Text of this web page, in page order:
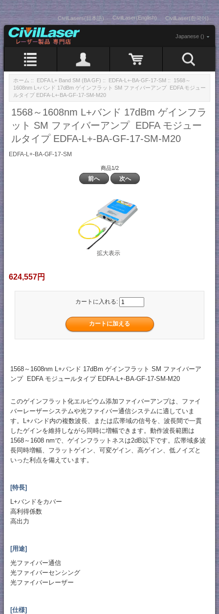
CivilLasers(日本語) CivilLaser(English) CivilLaser(한국어)
Japanese ()
ホーム :: EDFA L+ Band SM (BA GF) :: EDFA-L+-BA-GF-17-SM :: 1568～
1608nm L+バンド 17dBm ゲインフラット SM ファイバーアンプ EDFA モジュー
ルタイプ EDFA-L+-BA-GF-17-SM-M20
1568～1608nm L+バンド 17dBm ゲインフラ
ット SM ファイバーアンプ EDFA モジュー
ルタイプ EDFA-L+-BA-GF-17-SM-M20
EDFA-L+-BA-GF-17-SM
商品1/2
前へ 次へ
拡大表示
624,557円
カートに入れる:
1568～1608nm L+バンド 17dBm ゲインフラット SM ファイバーア
ンプ EDFA モジュールタイプ EDFA-L+-BA-GF-17-SM-M20
このゲインフラット化エルビウム添加ファイバーアンプは、ファイ
バーレーザーシステムや光ファイバー通信システムに適していま
す。L+バンド内の複数波長、または広帯域の信号を、波長間で一貫
したゲインを維持しながら同時に増幅できます。動作波長範囲は
1568～1608 nmで、ゲインフラットネスは2dB以下です。広帯域多波
長同時増幅、フラットゲイン、可変ゲイン、高ゲイン、低ノイズと
いった利点を備えています。
[特長]
L+バンドをカバー
高利得係数
高出力
[用途]
光ファイバー通信
光ファイバーセンシング
光ファイバーレーザー
[仕様]